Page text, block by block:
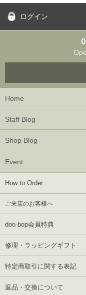
ログイン
Home
Staff Blog
Shop Blog
Event
How to Order
ご来店のお客様へ
doo-bop会員特典
修理・ラッピングギフト
特定商取引に関する表記
返品・交換について